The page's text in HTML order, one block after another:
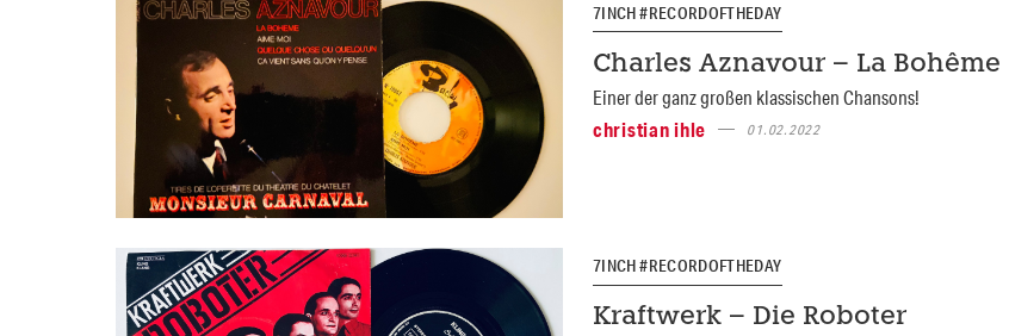
7INCH #RECORDOFTHEDAY
Charles Aznavour – La Bohême
Einer der ganz großen klassischen Chansons!
christian ihle
01.02.2022
7INCH #RECORDOFTHEDAY
Kraftwerk – Die Roboter